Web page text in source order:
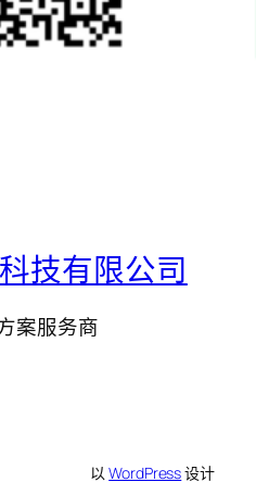
技有限公司
案服务商
以WordPress设计